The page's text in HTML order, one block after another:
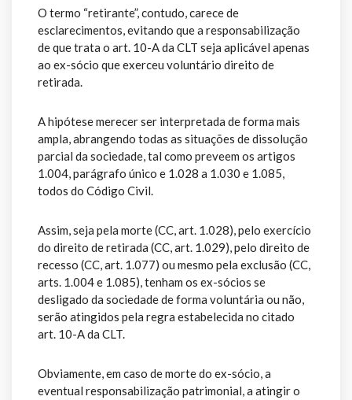
O termo “retirante”, contudo, carece de
esclarecimentos, evitando que a responsabilização
de que trata o art. 10-A da CLT seja aplicável apenas
ao ex-sócio que exerceu voluntário direito de
retirada.
A hipótese merecer ser interpretada de forma mais
ampla, abrangendo todas as situações de dissolução
parcial da sociedade, tal como preveem os artigos
1.004, parágrafo único e 1.028 a 1.030 e 1.085,
todos do Código Civil.
Assim, seja pela morte (CC, art. 1.028), pelo exercício
do direito de retirada (CC, art. 1.029), pelo direito de
recesso (CC, art. 1.077) ou mesmo pela exclusão (CC,
arts. 1.004 e 1.085), tenham os ex-sócios se
desligado da sociedade de forma voluntária ou não,
serão atingidos pela regra estabelecida no citado
art. 10-A da CLT.
Obviamente, em caso de morte do ex-sócio, a
eventual responsabilização patrimonial, a atingir o